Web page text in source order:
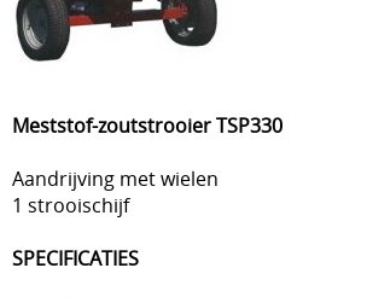
Meststof-zoutstrooier TSP330
Aandrijving met wielen
1 strooischijf
SPECIFICATIES